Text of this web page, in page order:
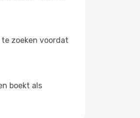
zoeken voordat
boekt als